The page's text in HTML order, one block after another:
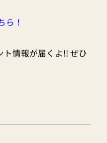
ら！
情報が届くよ!! ぜひ